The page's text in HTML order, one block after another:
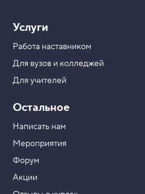
Услуги
Работа наставником
Для вузов и колледжей
Для учителей
Остальное
Написать нам
Мероприятия
Форум
Акции